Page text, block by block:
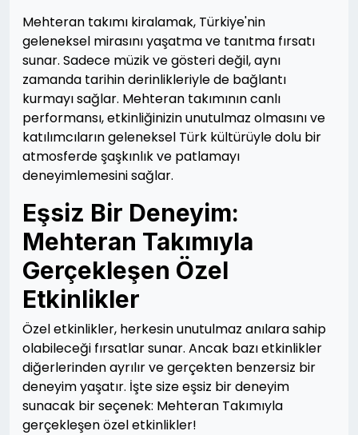
Mehteran takımı kiralamak, Türkiye'nin
geleneksel mirasını yaşatma ve tanıtma fırsatı
sunar. Sadece müzik ve gösteri değil, aynı
zamanda tarihin derinlikleriyle de bağlantı
kurmayı sağlar. Mehteran takımının canlı
performansı, etkinliğinizin unutulmaz olmasını ve
katılımcıların geleneksel Türk kültürüyle dolu bir
atmosferde şaşkınlık ve patlamayı
deneyimlemesini sağlar.
Eşsiz Bir Deneyim:
Mehteran Takımıyla
Gerçekleşen Özel
Etkinlikler
Özel etkinlikler, herkesin unutulmaz anılara sahip
olabileceği fırsatlar sunar. Ancak bazı etkinlikler
diğerlerinden ayrılır ve gerçekten benzersiz bir
deneyim yaşatır. İşte size eşsiz bir deneyim
sunacak bir seçenek: Mehteran Takımıyla
gerçekleşen özel etkinlikler!